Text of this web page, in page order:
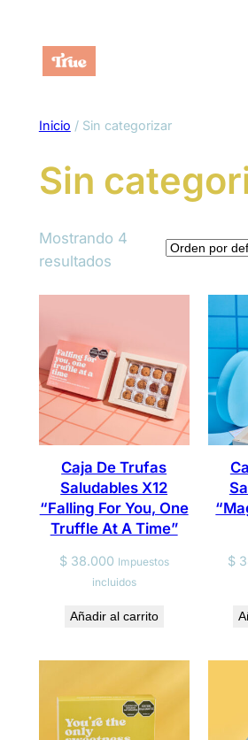
contenido
Inicio / Sin categorizar
Sin
Mostrando 4
resultados
Caja De Trufas
Saludables X12
“Falling For You, One
Truffle At A Time”
$38.000 Impuestos
incluidos
Añadir al carrito
$